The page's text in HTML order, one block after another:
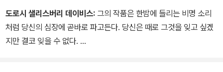
여자애가, 도시 하층민의 공동주택 안을 돌아다니는 발소리일 뿐이
야. 그 이상 아무것도 아니라고. 넌 왜 여기에 있는 거니? 왜 여기서
이렇게 기다리며 서 있는 거야? 이런 곳의 누구도 가질 수 없는, 이 도
도로시 샐리스버리 데이비스: 그의 작품은 한밤에 들리는 비명 소리
처럼 당신의 심장에 곧바로 파고든다. 당신은 때로 그것을 잊고 싶겠
지만 결코 잊을 수 없다.